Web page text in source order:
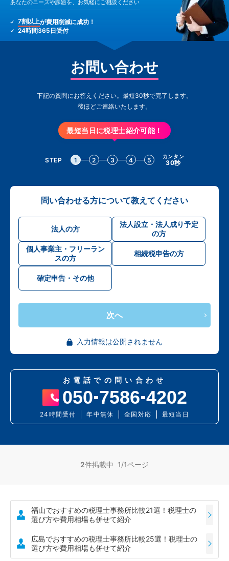
あなたのニーズや課題を、お気軽にご相談ください
7割以上が費用削減に成功！
24時間365日受付
お問い合わせ
下記の質問にお答えください。最短30秒で完了します。
後ほどご連絡いたします。
最短当日に税理士紹介可能！
STEP 1 2 3 4 5 カンタン
30秒
問い合わせる方について教えてください
法人の方
法人設立・法人成り予定
の方
個人事業主・フリーラン
スの方
相続税申告の方
確定申告・その他
次へ
入力情報は公開されません
お電話での問い合わせ
050 7586 4202
24時間受付 年中無休 全国対応 最短当日
2件掲載中 1/1ページ
福山でおすすめの税理士事務所比較21選！税理士の
選び方や費用相場も併せて紹介
広島でおすすめの税理士事務所比較25選！税理士の
選び方や費用相場も併せて紹介